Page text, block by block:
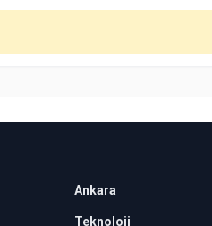
Ankara
Teknoloji